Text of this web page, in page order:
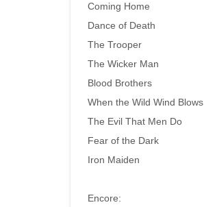
Coming Home
Dance of Death
The Trooper
The Wicker Man
Blood Brothers
When the Wild Wind Blows
The Evil That Men Do
Fear of the Dark
Iron Maiden
Encore: